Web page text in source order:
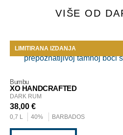
VIŠE OD
LIMITIRANA IZDANJA
Bumbu
XO HANDCRAFTED
DARK RUM
38,00 €
0,7 L 40% BARBADOS